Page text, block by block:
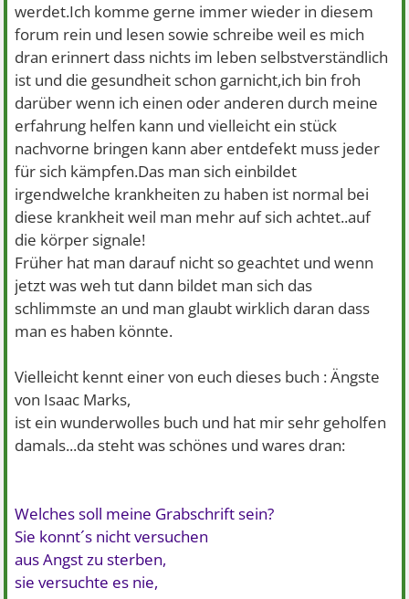
werdet.Ich komme gerne immer wieder in diesem
forum rein und lesen sowie schreibe weil es mich
dran erinnert dass nichts im leben selbstverständlich
ist und die gesundheit schon garnicht,ich bin froh
darüber wenn ich einen oder anderen durch meine
erfahrung helfen kann und vielleicht ein stück
nachvorne bringen kann aber entdefekt muss jeder
für sich kämpfen.Das man sich einbildet
irgendwelche krankheiten zu haben ist normal bei
diese krankheit weil man mehr auf sich achtet..auf
die körper signale!
Früher hat man darauf nicht so geachtet und wenn
jetzt was weh tut dann bildet man sich das
schlimmste an und man glaubt wirklich daran dass
man es haben könnte.
Vielleicht kennt einer von euch dieses buch : Ängste
von Isaac Marks,
ist ein wunderwolles buch und hat mir sehr geholfen
damals...da steht was schönes und wares dran:
Welches soll meine Grabschrift sein?
Sie konnt´s nicht versuchen
aus Angst zu sterben,
sie versuchte es nie,